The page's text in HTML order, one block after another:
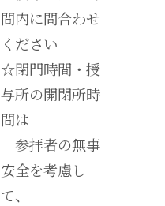
間内に問合わせ
ください
☆閉門時間・授
与所の開閉所時
間は
参拝者の無事
安全を考慮し
て、